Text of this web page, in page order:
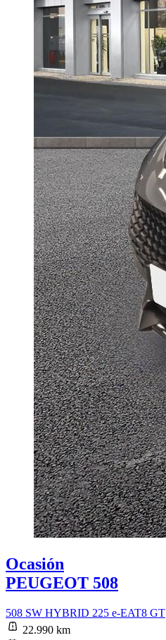
Ocasión
PEUGEOT 508
508 SW HYBRID 225 e-EAT8 GT
22.990 km